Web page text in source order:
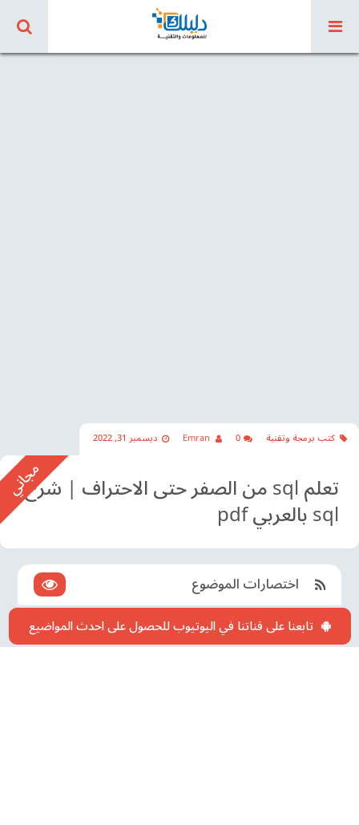
كتب برمجة وتقنية 0
Emran ديسمبر 31, 2022
تعلم sql من الصفر حتى الاحتراف | شرح
sql بالعربي pdf
اختصارات الموضوع
تابعنا على قناتنا في اليوتيوب للحصول على احدث المواضيع